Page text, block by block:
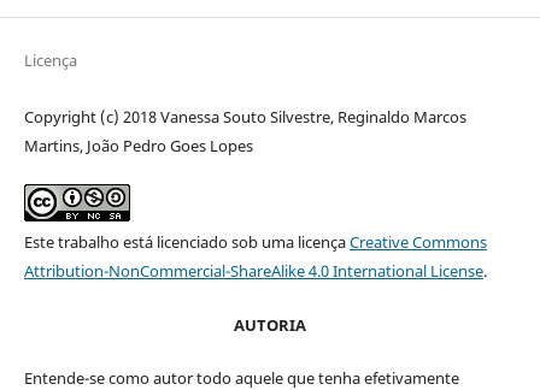
Licença
Copyright (c) 2018 Vanessa Souto Silvestre, Reginaldo Marcos
Martins, João Pedro Goes Lopes
Este trabalho está licenciado sob uma licençaCreative Commons
Attribution-NonCommercial-ShareAlike 4.0 International License.
AUTORIA
Entende-se como autor todo aquele que tenha efetivamente